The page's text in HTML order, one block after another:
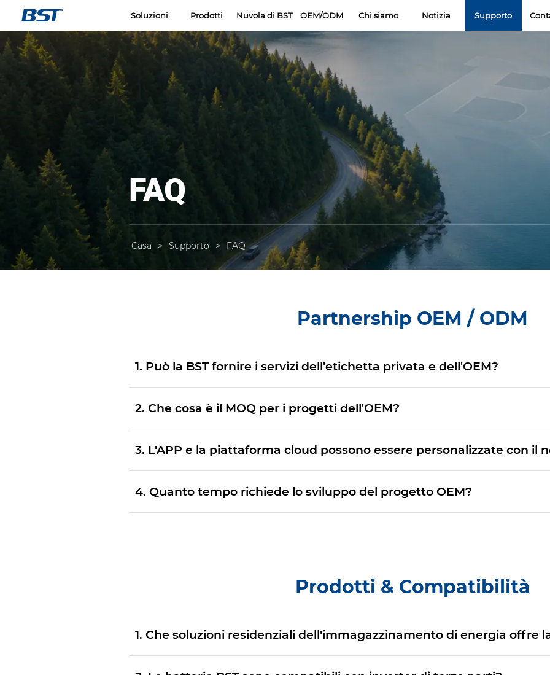
LOGO Soluzioni Prodotti Nuvola di BST OEM/ODM Chi siamo Notizia Supporto
FAQ
Casa > Supporto > FAQ
Partnership OEM / ODM
1. Può la BST fornire i servizi dell'etichetta privata e dell'OEM?
2. Che cosa è il MOQ per i progetti dell'OEM?
3. L'APP e la piattaforma cloud possono essere personalizzate con il
4. Quanto tempo richiede lo sviluppo del progetto OEM?
Prodotti & Compatibilità
1. Che soluzioni residenziali dell'immagazzinamento di energia offre